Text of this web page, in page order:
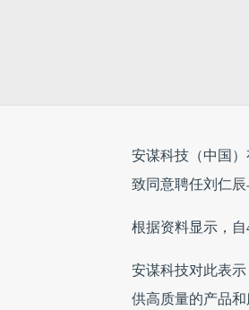
安谋科技（中国
致同意聘任刘仁
根据资料显示，自
安谋科技对此表
供高质量的产品